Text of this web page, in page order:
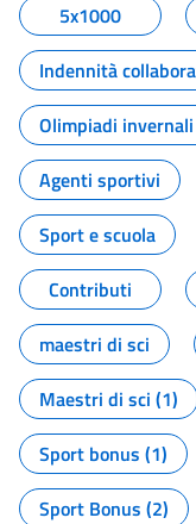
5x1000
Indennità
Olimpiadi
Agenti sportivi
Sport e scuola
Contributi
maestri di sci
Maestri di sci (1)
Sport bonus (1)
Sport Bonus (2)